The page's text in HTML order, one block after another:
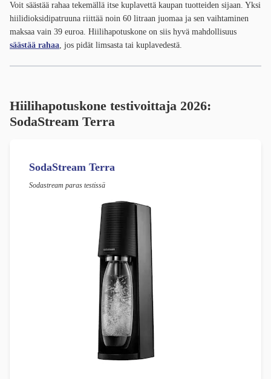
Voit säästää rahaa tekemällä itse kuplavettä kaupan tuotteiden sijaan. Yksi
hiilidioksidipatruuna riittää noin 60 litraan juomaa ja sen vaihtaminen
maksaa vain 39 euroa. Hiilihapotuskone on siis hyvä mahdollisuus
säästää rahaa, jos pidät limsasta tai kuplavedestä.
Hiilihapotuskone testivoittaja 2026:
SodaStream Terra
SodaStream Terra
Sodastream paras testissä